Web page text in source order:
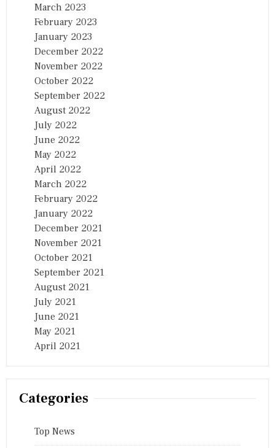
March 2023
February 2023
January 2023
December 2022
November 2022
October 2022
September 2022
August 2022
July 2022
June 2022
May 2022
April 2022
March 2022
February 2022
January 2022
December 2021
November 2021
October 2021
September 2021
August 2021
July 2021
June 2021
May 2021
April 2021
Categories
Top News